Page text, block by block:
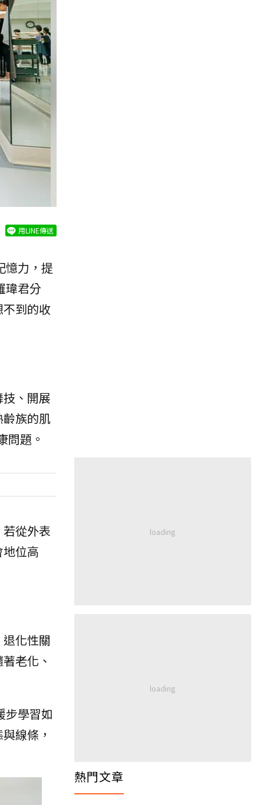
用LINE傳送
憶力，提
瑋君分
到的收
、開展
族的肌
問題。
從外表
位高
化性關
老化、
步學習如
線條，
熱門文章